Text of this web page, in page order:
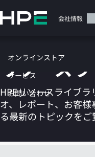
イ
テ
ツ
に
ス
ッ
サポート 会社情報
オンラインストア
サービス
お問い合わせ
カ
リソース
HPEリソースライブ
オ、レポート、お客
る最新のトピックをご